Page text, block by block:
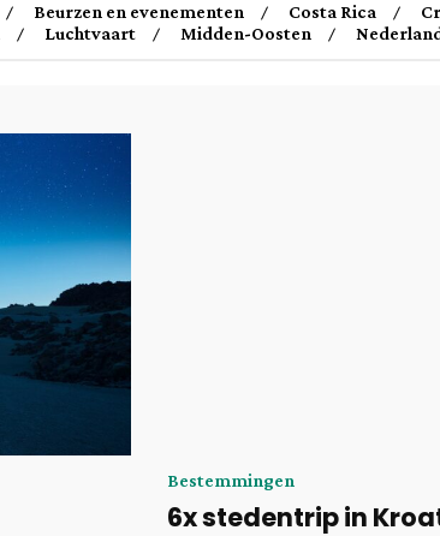
Beurzen en evenementen Costa Rica
Luchtvaart Midden-Oosten
Bestemmingen
6x stedentrip in